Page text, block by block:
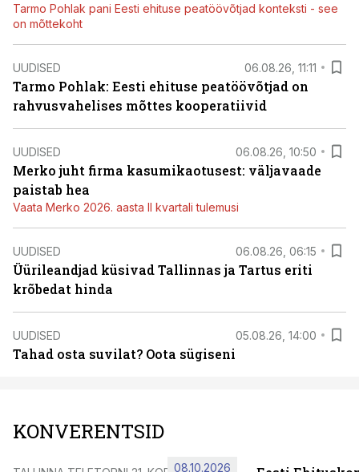
Tarmo Pohlak pani Eesti ehituse peatöövõtjad konteksti - see
on mõttekoht
UUDISED 06.08.26, 11:11
Tarmo Pohlak: Eesti ehituse peatöövõtjad on
rahvusvahelises mõttes kooperatiivid
UUDISED 06.08.26, 10:50
Merko juht firma kasumikaotusest: väljavaade
paistab hea
Vaata Merko 2026. aasta II kvartali tulemusi
UUDISED 06.08.26, 06:15
Üürileandjad küsivad Tallinnas ja Tartus eriti
krõbedat hinda
UUDISED 05.08.26, 14:00
Tahad osta suvilat? Oota sügiseni
KONVERENTSID
08.10.2026